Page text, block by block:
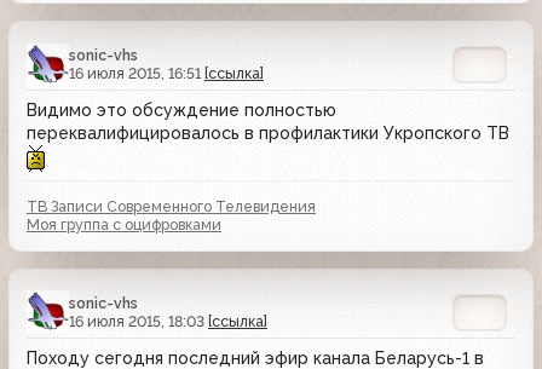
sonic-vhs
16 июля 2015, 16:51 [ссылка]
Видимо это обсуждение полностью
переквалифицировалось в профилактики Укропского ТВ
ТВ Записи Современного Телевидения
Моя группа с оцифровками
sonic-vhs
16 июля 2015, 18:03 [ссылка]
Походу сегодня последний эфир канала Беларусь-1 в